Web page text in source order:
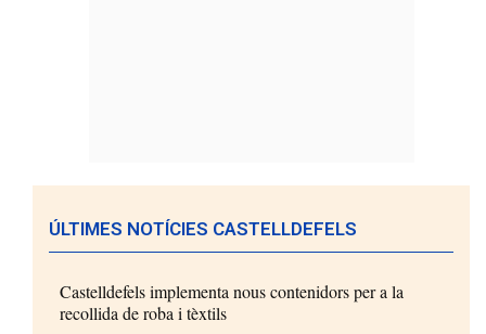
ÚLTIMES NOTÍCIES CASTELLDEFELS
Castelldefels implementa nous contenidors per a la
recollida de roba i tèxtils